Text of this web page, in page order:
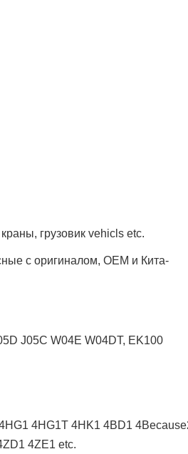
грузовик vehicls etc.
с оригиналом, OEM и Кита-
J05C W04E W04DT, EK100
4HG1T 4HK1 4BD1
4ZE1 etc.